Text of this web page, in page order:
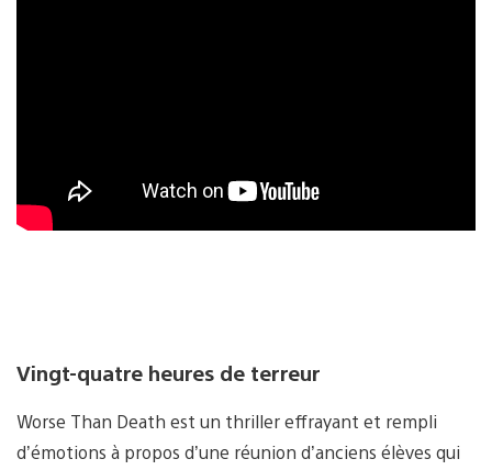
Vingt-quatre heures de terreur
Worse Than Death est un thriller effrayant et rempli
d’émotions à propos d’une réunion d’anciens élèves qui